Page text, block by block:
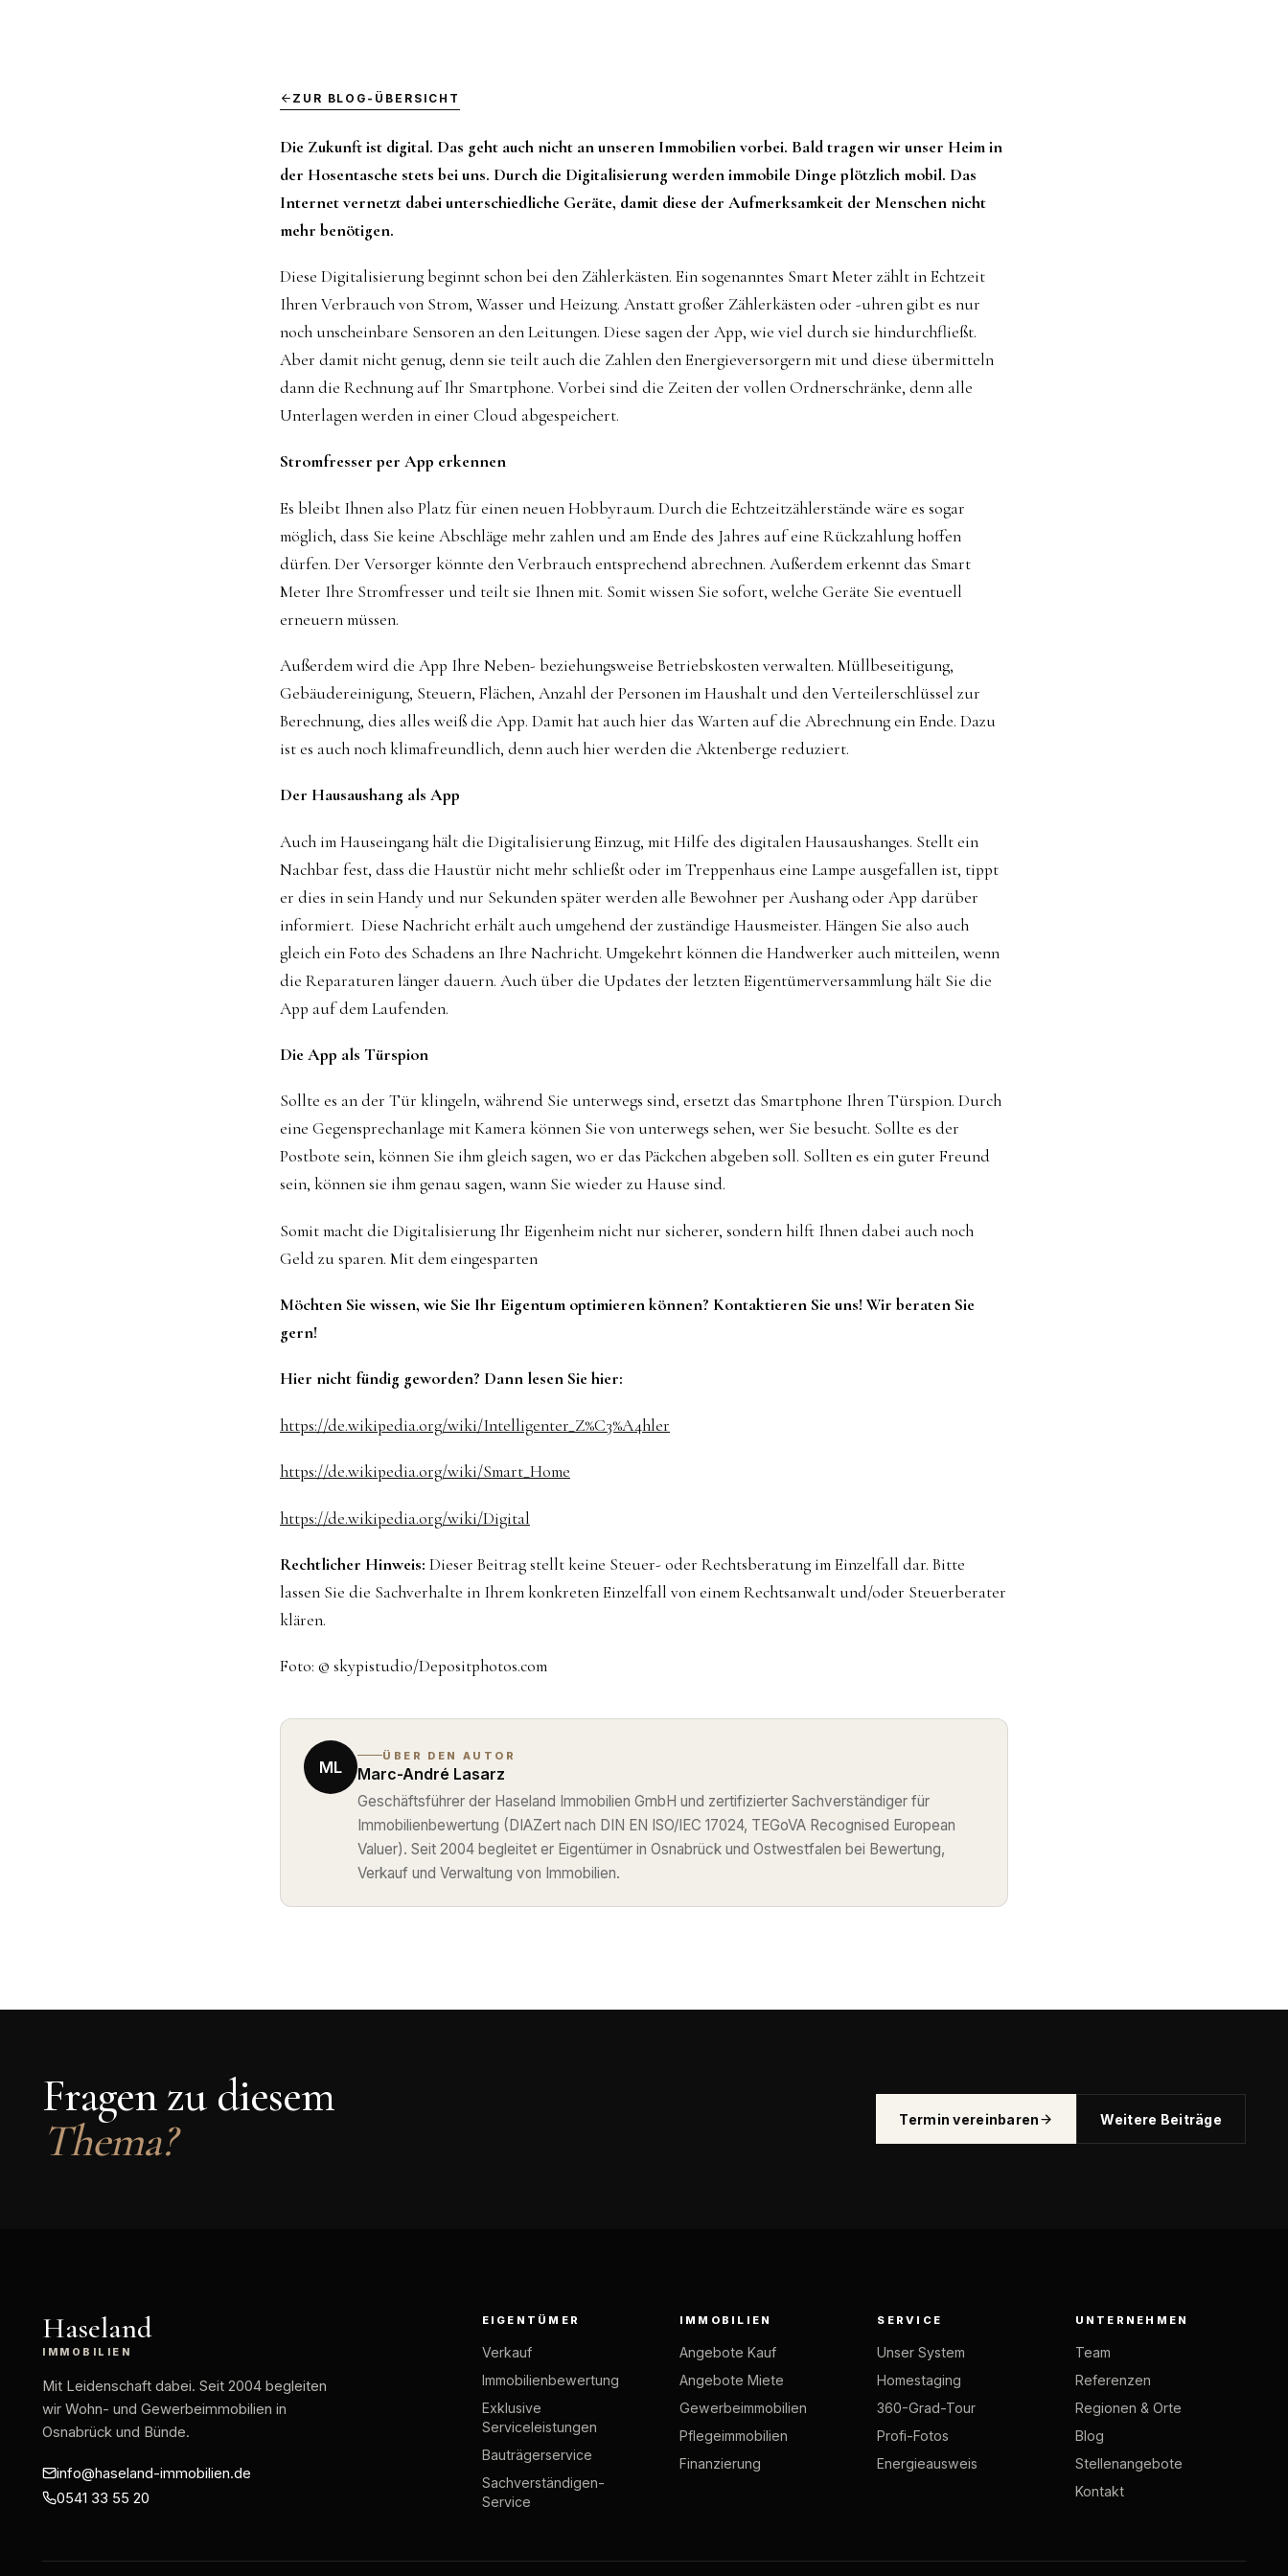
ZUR BLOG-ÜBERSICHT
Die Zukunft ist digital. Das geht auch nicht an unseren Immobilien vorbei. Bald tragen wir unser Heim in
der Hosentasche stets bei uns. Durch die Digitalisierung werden immobile Dinge plötzlich mobil. Das
Internet vernetzt dabei unterschiedliche Geräte, damit diese der Aufmerksamkeit der Menschen nicht
mehr benötigen.
Diese Digitalisierung beginnt schon bei den Zählerkästen. Ein sogenanntes Smart Meter zählt in Echtzeit
Ihren Verbrauch von Strom, Wasser und Heizung. Anstatt großer Zählerkästen oder -uhren gibt es nur
noch unscheinbare Sensoren an den Leitungen. Diese sagen der App, wie viel durch sie hindurchfließt.
Aber damit nicht genug, denn sie teilt auch die Zahlen den Energieversorgern mit und diese übermitteln
dann die Rechnung auf Ihr Smartphone. Vorbei sind die Zeiten der vollen Ordnerschränke, denn alle
Unterlagen werden in einer Cloud abgespeichert.
Stromfresser per App erkennen
Es bleibt Ihnen also Platz für einen neuen Hobbyraum. Durch die Echtzeitzählerstände wäre es sogar
möglich, dass Sie keine Abschläge mehr zahlen und am Ende des Jahres auf eine Rückzahlung hoffen
dürfen. Der Versorger könnte den Verbrauch entsprechend abrechnen. Außerdem erkennt das Smart
Meter Ihre Stromfresser und teilt sie Ihnen mit. Somit wissen Sie sofort, welche Geräte Sie eventuell
erneuern müssen.
Außerdem wird die App Ihre Neben- beziehungsweise Betriebskosten verwalten. Müllbeseitigung,
Gebäudereinigung, Steuern, Flächen, Anzahl der Personen im Haushalt und den Verteilerschlüssel zur
Berechnung, dies alles weiß die App. Damit hat auch hier das Warten auf die Abrechnung ein Ende. Dazu
ist es auch noch klimafreundlich, denn auch hier werden die Aktenberge reduziert.
Der Hausaushang als App
Auch im Hauseingang hält die Digitalisierung Einzug, mit Hilfe des digitalen Hausaushanges. Stellt ein
Nachbar fest, dass die Haustür nicht mehr schließt oder im Treppenhaus eine Lampe ausgefallen ist, tippt
er dies in sein Handy und nur Sekunden später werden alle Bewohner per Aushang oder App darüber
informiert. Diese Nachricht erhält auch umgehend der zuständige Hausmeister. Hängen Sie also auch
gleich ein Foto des Schadens an Ihre Nachricht. Umgekehrt können die Handwerker auch mitteilen, wenn
die Reparaturen länger dauern. Auch über die Updates der letzten Eigentümerversammlung hält Sie die
App auf dem Laufenden.
Die App als Türspion
Sollte es an der Tür klingeln, während Sie unterwegs sind, ersetzt das Smartphone Ihren Türspion. Durch
eine Gegensprechanlage mit Kamera können Sie von unterwegs sehen, wer Sie besucht. Sollte es der
Postbote sein, können Sie ihm gleich sagen, wo er das Päckchen abgeben soll. Sollten es ein guter Freund
sein, können sie ihm genau sagen, wann Sie wieder zu Hause sind.
Somit macht die Digitalisierung Ihr Eigenheim nicht nur sicherer, sondern hilft Ihnen dabei auch noch
Geld zu sparen. Mit dem eingesparten
Möchten Sie wissen, wie Sie Ihr Eigentum optimieren können? Kontaktieren Sie uns! Wir beraten Sie
gern!
Hier nicht fündig geworden? Dann lesen Sie hier:
https://de.wikipedia.org/wiki/Intelligenter_Z%C3%A4hler
https://de.wikipedia.org/wiki/Smart_Home
https://de.wikipedia.org/wiki/Digital
Rechtlicher Hinweis: Dieser Beitrag stellt keine Steuer- oder Rechtsberatung im Einzelfall dar. Bitte
lassen Sie die Sachverhalte in Ihrem konkreten Einzelfall von einem Rechtsanwalt und/oder Steuerberater
klären.
Foto: © skypistudio/Depositphotos.com
ML
ÜBER DEN AUTOR
Marc-André Lasarz
Geschäftsführer der Haseland Immobilien GmbH und zertifizierter Sachverständiger für
Immobilienbewertung (DIAZert nach DIN EN ISO/IEC 17024, TEGoVA Recognised European
Valuer). Seit 2004 begleitet er Eigentümer in Osnabrück und Ostwestfalen bei Bewertung,
Verkauf und Verwaltung von Immobilien.
Fragen zu diesem
Thema?
Termin vereinbaren Weitere Beiträge
Haseland
IMMOBILIEN
Mit Leidenschaft dabei. Seit 2004 begleiten
wir Wohn- und Gewerbeimmobilien in
Osnabrück und Bünde.
info@haseland-immobilien.de
0541 33 55 20
EIGENTÜMER
Verkauf
Immobilienbewertung
Exklusive
Serviceleistungen
Bauträgerservice
Sachverständigen-
Service
IMMOBILIEN
Angebote Kauf
Angebote Miete
Gewerbeimmobilien
Pflegeimmobilien
Finanzierung
SERVICE
Unser System
Homestaging
360-Grad-Tour
Profi-Fotos
Energieausweis
UNTERNEHMEN
Team
Referenzen
Regionen & Orte
Blog
Stellenangebote
Kontakt